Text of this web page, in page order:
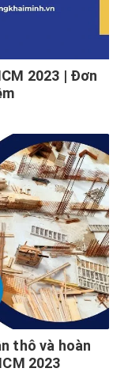
2023 | Đơn
thô và hoàn
2023